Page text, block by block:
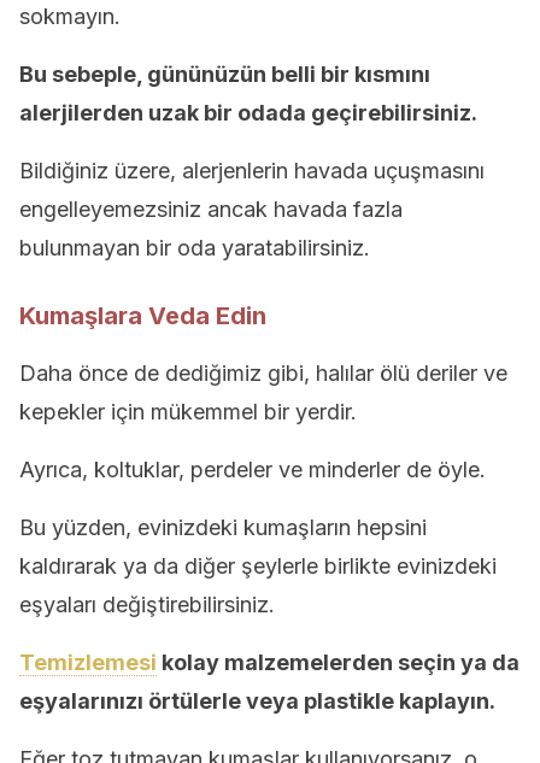
sokmayın.
Bu sebeple, gününüzün belli bir kısmını
alerjilerden uzak bir odada geçirebilirsiniz.
Bildiğiniz üzere, alerjenlerin havada uçuşmasını
engelleyemezsiniz ancak havada fazla
bulunmayan bir oda yaratabilirsiniz.
Kumaşlara Veda Edin
Daha önce de dediğimiz gibi, halılar ölü deriler ve
kepekler için mükemmel bir yerdir.
Ayrıca, koltuklar, perdeler ve minderler de öyle.
Bu yüzden, evinizdeki kumaşların hepsini
kaldırarak ya da diğer şeylerle birlikte evinizdeki
eşyaları değiştirebilirsiniz.
Temizlemesi kolay malzemelerden seçin ya da
eşyalarınızı örtülerle veya plastikle kaplayın.